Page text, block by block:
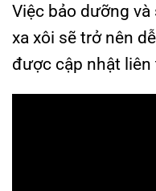
Việc bảo dưỡng
xa xôi sẽ trở nên
được cập nhật